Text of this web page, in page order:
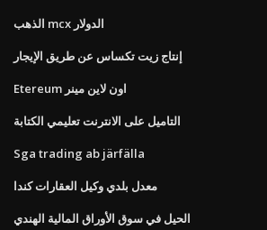
الذهب mcx الدولار
إنتاج زيت تكساس عن طريق الإيجار
Etereum اون لاين مينر
التاميل على الانترنت تعليمي الكتابة
Sga trading ab järfälla
معدل بلدي وكيل العقارات كندا
الحيل في سوق الأوراق المالية الهندي